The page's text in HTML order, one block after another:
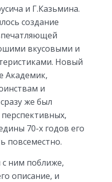
и Г.Казьмина.
создание
вкусовыми и
Новый
Академик,
и
же был
70-х годов его
повсеместно.
ним поближе,
описание, и